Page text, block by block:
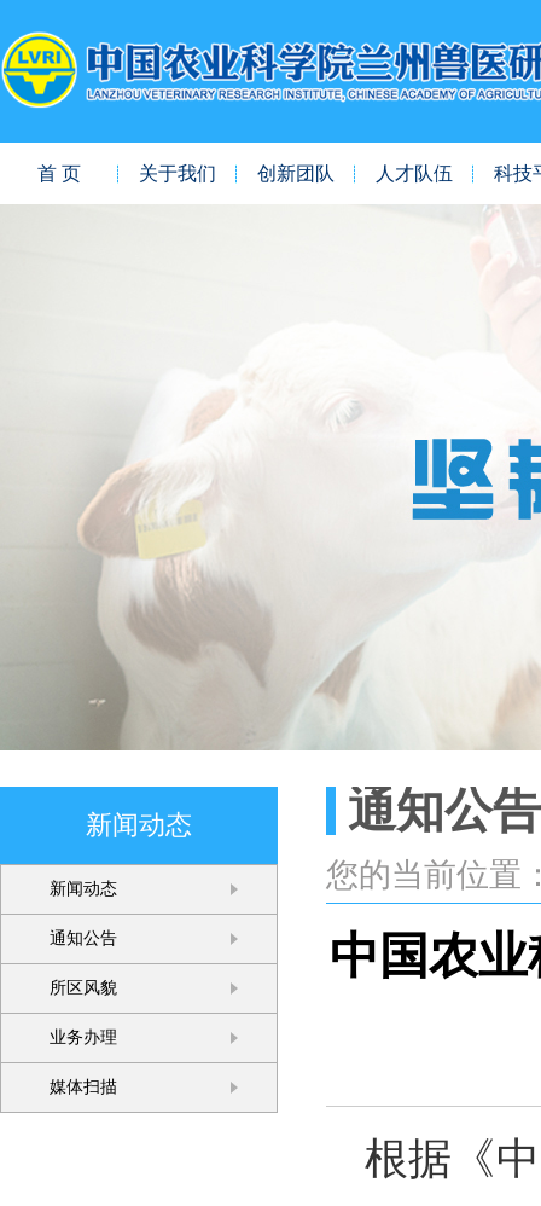
首 页 关于我们 创新团队 人才队伍 科技
新闻动态
新闻动态
通知公告
所区风貌
业务办理
媒体扫描
通知公告
您的当前位置
中国农
根据《